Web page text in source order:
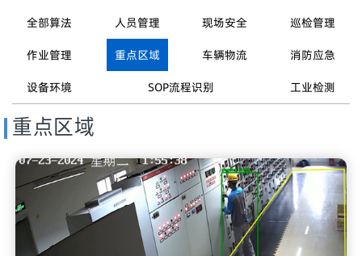
全部算法 人员管理 现场安全
巡检管理
作业管理
重点区域 车辆物流
消防应急
设备环境
SOP流程识别 工业检测
重点区域